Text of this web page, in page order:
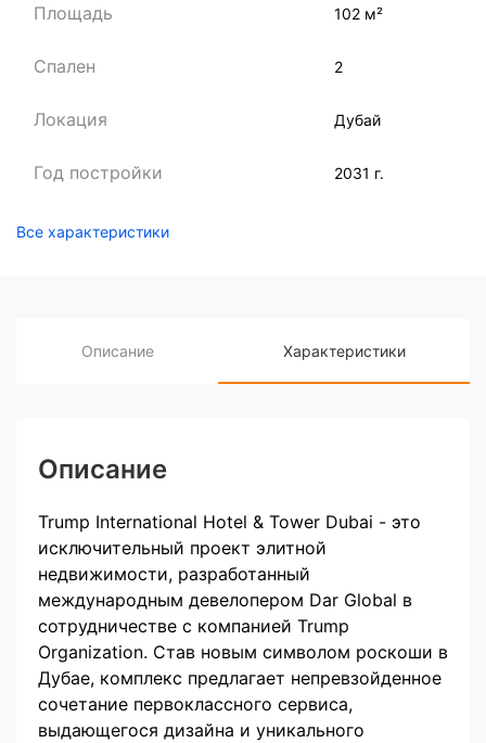
Площадь 102 м²
Спален 2
Локация Дубай
Год постройки 2031 г.
Все характеристики
Описание Характеристики
Описание
Trump International Hotel & Tower Dubai - это
исключительный проект элитной
недвижимости, разработанный
международным девелопером Dar Global в
сотрудничестве с компанией Trump
Organization. Став новым символом роскоши в
Дубае, комплекс предлагает непревзойденное
сочетание первоклассного сервиса,
выдающегося дизайна и уникального